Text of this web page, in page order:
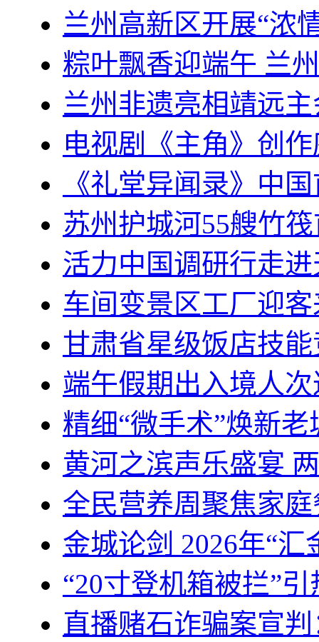
兰州高新区开展“浓
粽叶飘香迎端午 兰
兰州非遗亮相靖远
电视剧《主角》创
《礼堂异闻录》中
苏州护城河55艘竹
活力中国调研行走
车间变景区工厂迎
甘肃省星级饭店技
端午假期出入境人次
精细“微手术”焕新
黄河之滨声乐盛宴
全民营养周聚焦家
金城论剑 2026年“
“20寸登机箱被拦”
直播赌石诈骗案宣